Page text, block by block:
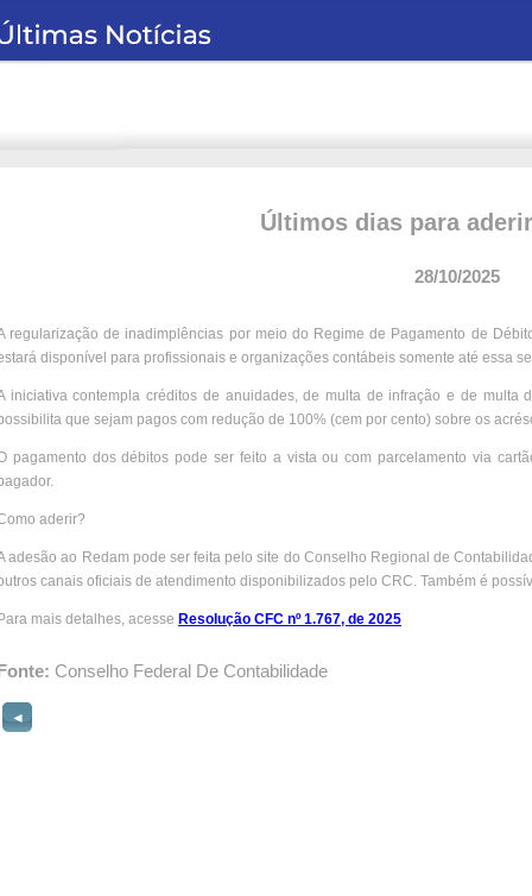
Últimos dias para
28/10/2025
regularização de inadimplências por meio do Regime de Pagamento de
disponível para profissionais e organizações contábeis somente até essa
iniciativa contempla créditos de anuidades, de multa de infração e de
que sejam pagos com redução de 100% (cem por cento) sobre os
pagamento dos débitos pode ser feito a vista ou com parcelamento via
aderir?
adesão ao Redam pode ser feita pelo site do Conselho Regional de
canais oficiais de atendimento disponibilizados pelo CRC. Também é
mais detalhes, acesse Resolução CFC nº 1.767, de 2025
Conselho Federal De Contabilidade
◄